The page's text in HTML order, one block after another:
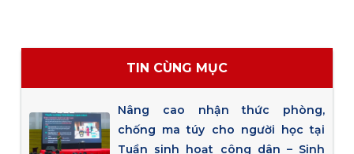
TIN CÙNG MỤC
Nâng cao nhận thức phòng,
chống ma túy cho người học tại
Tuần sinh hoạt công dân – Sinh